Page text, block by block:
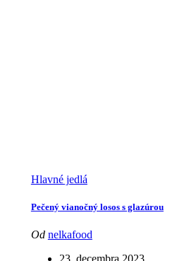
Hlavné jedlá
Pečený vianočný losos s glazúrou
Od nelkafood